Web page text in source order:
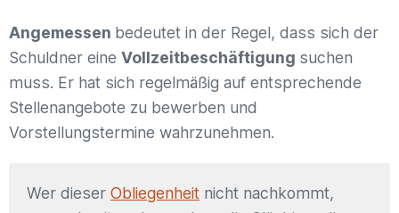
Angemessen bedeutet in der Regel, dass sich der
Schuldner eine Vollzeitbeschäftigung suchen
muss. Er hat sich regelmäßig auf entsprechende
Stellenangebote zu bewerben und
Vorstellungstermine wahrzunehmen.
Wer dieser Obliegenheit nicht nachkommt,